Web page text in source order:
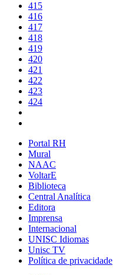
415
416
417
418
419
420
421
422
423
424
Portal RH
Mural
NAAC
VoltarE
Biblioteca
Central Analítica
Editora
Imprensa
Internacional
UNISC Idiomas
Unisc TV
Política de privacidade